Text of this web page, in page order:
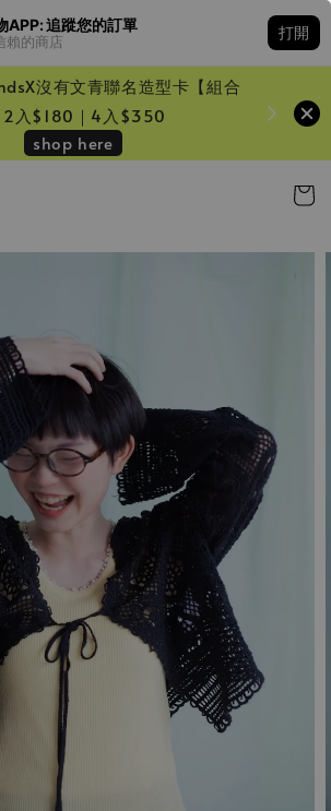
APP: 追蹤您的訂單
賴的商店
打開
沒有文青聯名造型卡【組合
2入$180｜4入$350
shop here